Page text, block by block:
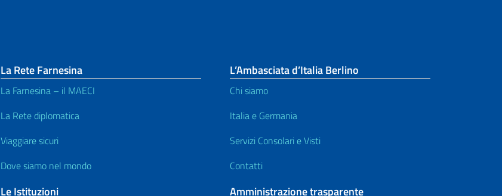
La Rete Farnesina
La Farnesina – il MAECI
La Rete diplomatica
Viaggiare sicuri
Dove siamo nel mondo
Le Istituzioni
L’Ambasciata d’Italia Berlino
Chi siamo
Italia e Germania
Servizi Consolari e Visti
Contatti
Amministrazione trasparente